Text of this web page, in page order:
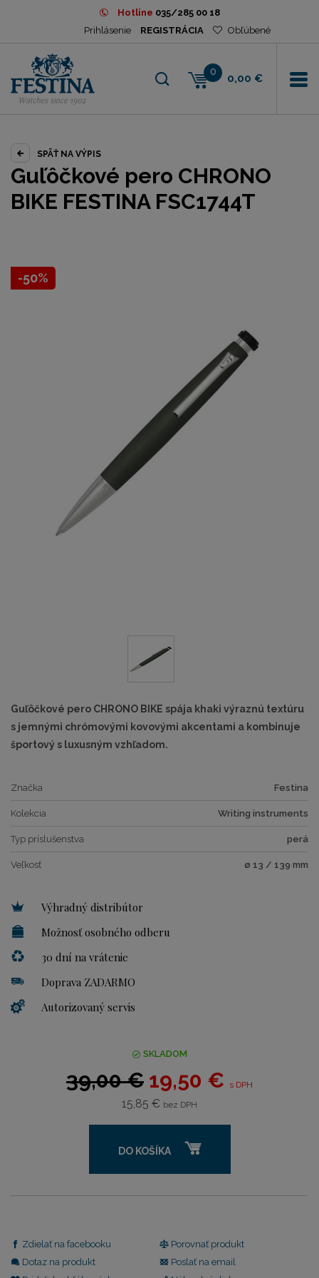
Hotline 035/285 00 18
Prihlásenie
REGISTRÁCIA Obľúbené
0
0,00 €
SPÄŤ NA VÝPIS
Guľôčkové pero CHRONO
BIKE FESTINA FSC1744T
-50%
Guľôčkové pero CHRONO BIKE spája khaki výraznú textúru
s jemnými chrómovými kovovými akcentami a kombinuje
športový s luxusným vzhľadom.
Značka Festina
Kolekcia Writing instruments
Typ príslušenstva perá
Veľkosť ø 13 / 139 mm
Výhradný distribútor
Možnosť osobného odberu
30 dní na vrátenie
Doprava ZADARMO
Autorizovaný servis
SKLADOM
39,00 € 19,50 € s DPH
15,85 € bez DPH
DO KOŠÍKA
Zdielať na facebooku
Porovnať produkt
Dotaz na produkt
Poslať na email